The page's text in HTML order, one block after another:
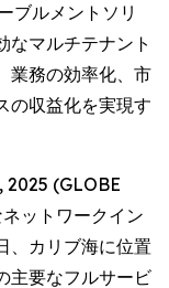
ブルメントソリ
なマルチテナント
業務の効率化、市
の収益化を実現す
2025 (GLOBE
ットワークイン
、カリブ海に位置
主要なフルサービ